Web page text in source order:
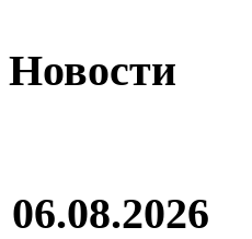
Новости
06.08.2026